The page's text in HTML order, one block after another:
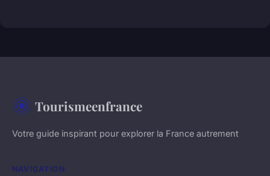
Tourismeenfrance
Votre guide inspirant pour explorer la France autrement
NAVIGATION